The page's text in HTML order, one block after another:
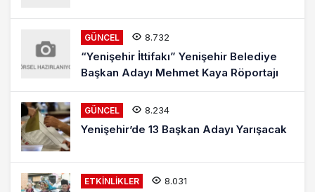
GÜNCEL 8.732
“Yenişehir İttifakı” Yenişehir Belediye
Başkan Adayı Mehmet Kaya Röportajı
GÜNCEL 8.234
Yenişehir’de 13 Başkan Adayı Yarışacak
ETKINLIKLER 8.031